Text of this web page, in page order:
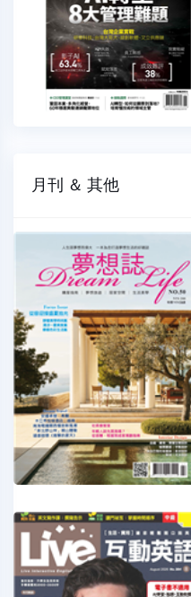
月刊 ＆ 其他